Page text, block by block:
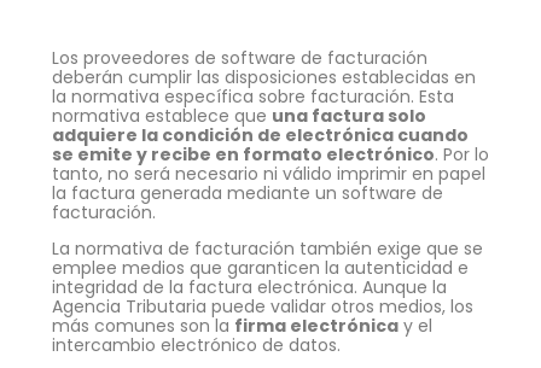
Los proveedores de software de facturación
deberán cumplir las disposiciones establecidas en
la normativa específica sobre facturación. Esta
normativa establece que una factura solo
adquiere la condición de electrónica cuando
se emite y recibe en formato electrónico. Por lo
tanto, no será necesario ni válido imprimir en papel
la factura generada mediante un software de
facturación.
La normativa de facturación también exige que se
emplee medios que garanticen la autenticidad e
integridad de la factura electrónica. Aunque la
Agencia Tributaria puede validar otros medios, los
más comunes son la firma electrónica y el
intercambio electrónico de datos.